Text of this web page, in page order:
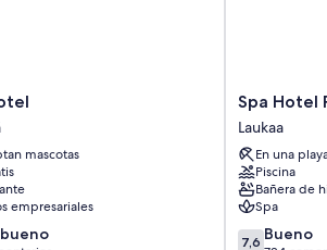
mascotas
empresariales
Spa
Hotel
Peurunka
Laukaa
Spa Hotel
Laukaa
En una
Piscina
Bañera de
Spa
7.6
7,6 Bueno